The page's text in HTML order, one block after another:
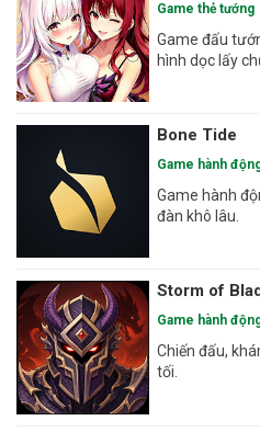
Game thẻ tướng
Game đấu
hình dọc lấy
Bone Tide
Game hành
Game hành
đàn khô lâu.
Storm of
Game hành
Chiến đấu,
tối.